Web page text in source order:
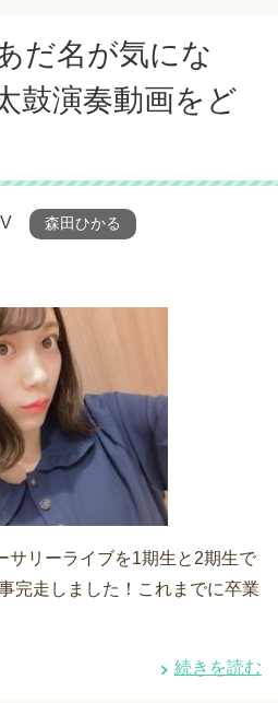
だ名が気にな
鼓演奏動画をど
森田ひかる
サリーライブを1期生と2期生で
完走しました！これまでに卒業
続きを読む